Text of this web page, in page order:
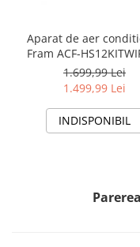
Aparat de aer
Fram ACF-
12000 BTU, Wifi, Kit
instalare inclus,
1.699,99 Lei
1.499,99 Lei
INDISPONIBIL